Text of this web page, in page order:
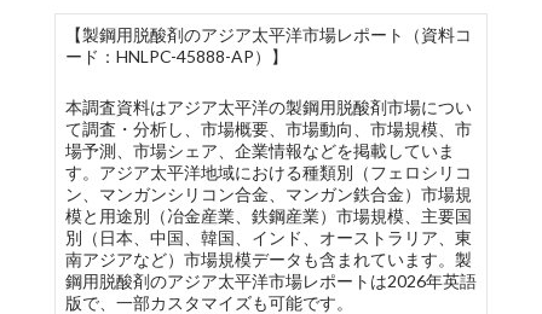
【製鋼用脱酸剤のアジア太平洋市場レポート（資料コ
ード：HNLPC-45888-AP）】
本調査資料はアジア太平洋の製鋼用脱酸剤市場につい
て調査・分析し、市場概要、市場動向、市場規模、市
場予測、市場シェア、企業情報などを掲載していま
す。アジア太平洋地域における種類別（フェロシリコ
ン、マンガンシリコン合金、マンガン鉄合金）市場規
模と用途別（冶金産業、鉄鋼産業）市場規模、主要国
別（日本、中国、韓国、インド、オーストラリア、東
南アジアなど）市場規模データも含まれています。製
鋼用脱酸剤のアジア太平洋市場レポートは2026年英語
版で、一部カスタマイズも可能です。